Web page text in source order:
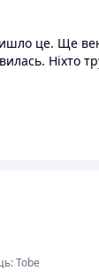
це. Ще
Ніхто
Tobe